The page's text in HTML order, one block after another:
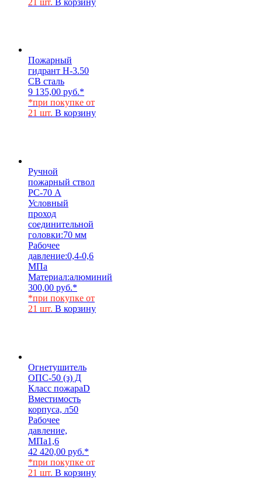
Пожарный
гидрант Н-3.50
СВ сталь
9 135,00 руб.*
*при покупке от
21 шт. В корзину
Ручной
пожарный ствол
РС-70 А
Условный
проход
соединительной
головки:70 мм
Рабочее
давление:0,4-0,6
МПа
Материал:алюминий
300,00 руб.*
*при покупке от
21 шт. В корзину
Огнетушитель
ОПС-50 (з) Д
Класс пожараD
Вместимость
корпуса, л50
Рабочее
давление,
МПа1,6
42 420,00 руб.*
*при покупке от
21 шт. В корзину